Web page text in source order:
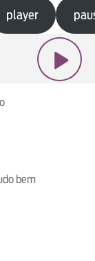
player
bem